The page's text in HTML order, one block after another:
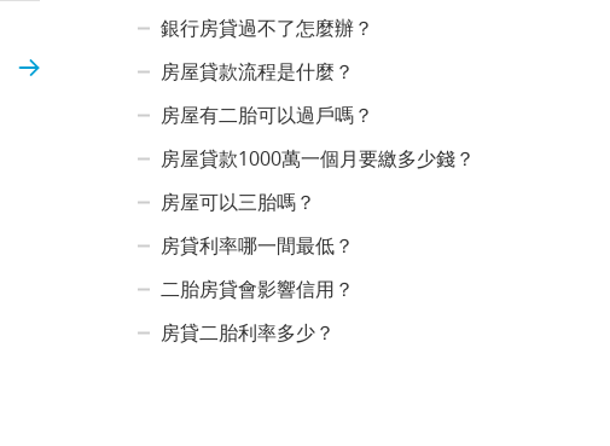
銀行房貸過不了怎麼辦？
房屋貸款流程是什麼？
房屋有二胎可以過戶嗎？
房屋貸款1000萬一個月要繳多少錢？
房屋可以三胎嗎？
房貸利率哪一間最低？
二胎房貸會影響信用？
房貸二胎利率多少？